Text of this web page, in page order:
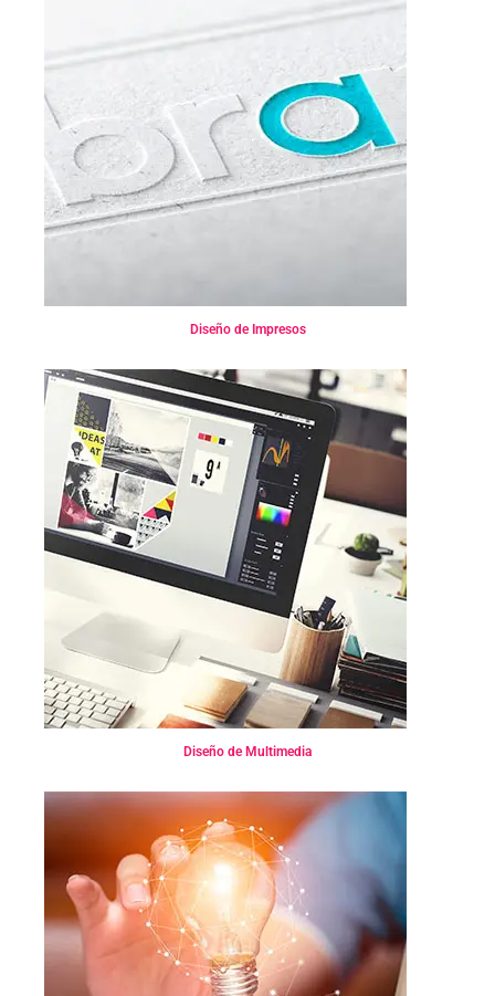
Diseño de Impresos
Diseño de Impresos
Diseño Multimedia
Diseño de Multimedia
Diseño Independiente